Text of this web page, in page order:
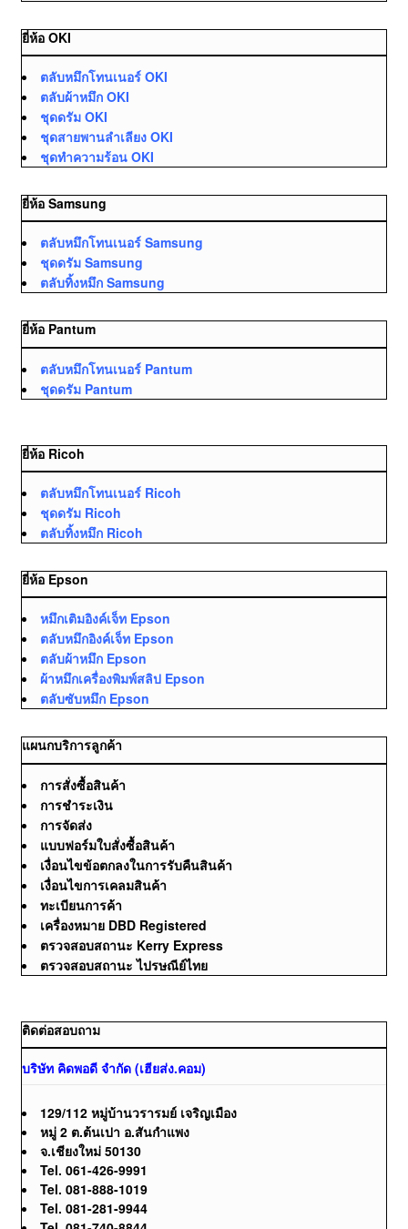
ยี่ห้อ OKI
ตลับหมึกโทนเนอร์ OKI
ตลับผ้าหมึก OKI
ชุดดรัม OKI
ชุดสายพานลำเลียง OKI
ชุดทำความร้อน OKI
ยี่ห้อ Samsung
ตลับหมึกโทนเนอร์ Samsung
ชุดดรัม Samsung
ตลับทิ้งหมึก Samsung
ยี่ห้อ Pantum
ตลับหมึกโทนเนอร์ Pantum
ชุดดรัม Pantum
ยี่ห้อ Ricoh
ตลับหมึกโทนเนอร์ Ricoh
ชุดดรัม Ricoh
ตลับทิ้งหมึก Ricoh
ยี่ห้อ Epson
หมึกเติมอิงค์เจ็ท Epson
ตลับหมึกอิงค์เจ็ท Epson
ตลับผ้าหมึก Epson
ผ้าหมึกเครื่องพิมพ์สลิป Epson
ตลับซับหมึก Epson
แผนกบริการลูกค้า
การสั่งซื้อสินค้า
การชำระเงิน
การจัดส่ง
แบบฟอร์มใบสั่งซื้อสินค้า
เงื่อนไขข้อตกลงในการรับคืนสินค้า
เงื่อนไขการเคลมสินค้า
ทะเบียนการค้า
เครื่องหมาย DBD Registered
ตรวจสอบสถานะ Kerry Express
ตรวจสอบสถานะ ไปรษณีย์ไทย
ติดต่อสอบถาม
บริษัท คิดพอดี จำกัด (เฮียส่ง.คอม)
129/112 หมู่บ้านวรารมย์ เจริญเมือง
หมู่ 2 ต.ต้นเปา อ.สันกำแพง
จ.เชียงใหม่ 50130
Tel. 061-426-9991
Tel. 081-888-1019
Tel. 081-281-9944